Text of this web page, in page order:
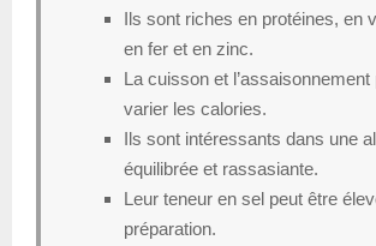
Ils sont riches en protéines, en
en fer et en zinc.
La cuisson et
varier les calories.
Ils sont intéressants dans une
équilibrée et rassasiante.
Leur teneur en sel peut être
préparation.